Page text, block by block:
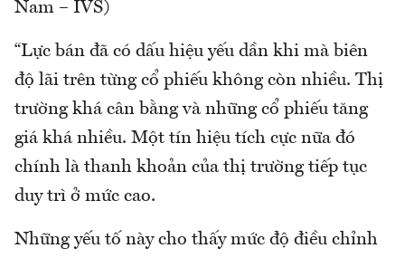
Nam – IVS)
“Lực bán đã có dấu hiệu yếu dần khi mà biên
độ lãi trên từng cổ phiếu không còn nhiều. Thị
trường khá cân bằng và những cổ phiếu tăng
giá khá nhiều. Một tín hiệu tích cực nữa đó
chính là thanh khoản của thị trường tiếp tục
duy trì ở mức cao.
Những yếu tố này cho thấy mức độ điều chỉnh